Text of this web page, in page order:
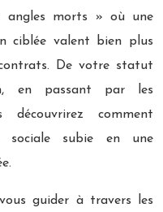
angles morts » où une
ciblée valent bien plus
De votre statut
en passant par les
comment
sociale subie en une
guider à travers les